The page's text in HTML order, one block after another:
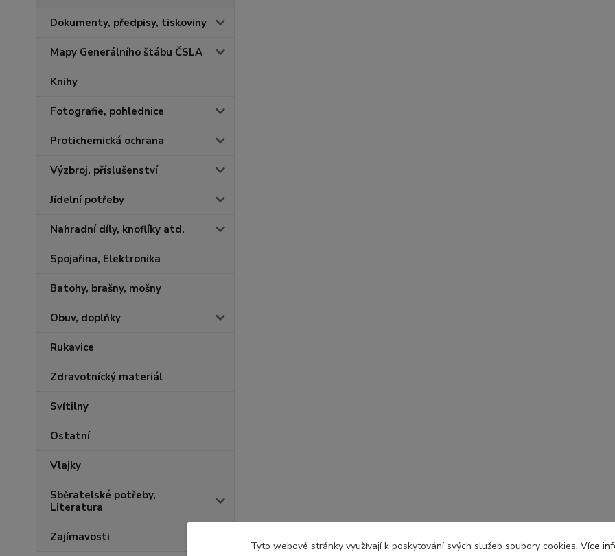
Dokumenty, předpisy, tiskoviny
Mapy Generálního štábu ČSLA
Knihy
Fotografie, pohlednice
Protichemická ochrana
Výzbroj, příslušenství
Jídelní potřeby
Nahradní díly, knoflíky atd.
Spojařina, Elektronika
Batohy, brašny, mošny
Obuv, doplňky
Rukavice
Zdravotnícký materiál
Svítilny
Ostatní
Vlajky
Sběratelské potřeby,
Literatura
Zajímavosti
Tyto webové stránky využívají k poskytování svých služeb soubory cookies. Více